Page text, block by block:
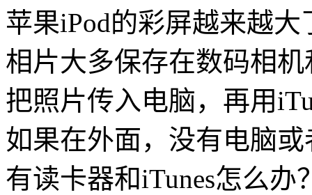
苹果iPod的彩屏越来越
相片大多保存在数码相
把照片传入电脑，再用
如果在外面，没有电脑
有读卡器和iTunes怎么办